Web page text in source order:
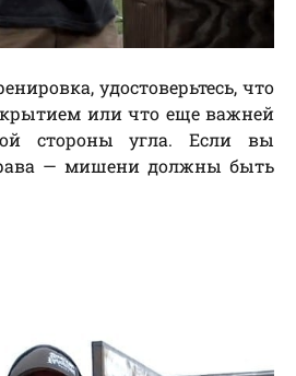
удостоверьтесь, что
или что еще важней
стороны угла. Если вы
— мишени должны быть